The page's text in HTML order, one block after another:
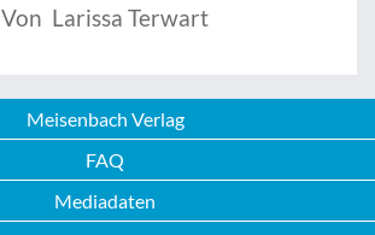
Von Larissa Terwart
Meisenbach Verlag
FAQ
Mediadaten